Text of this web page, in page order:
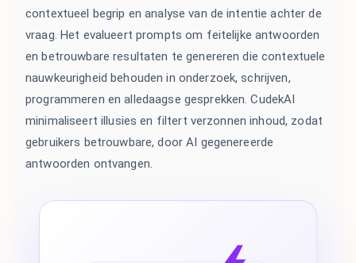
contextueel begrip en analyse van de intentie achter de
vraag. Het evalueert prompts om feitelijke antwoorden
en betrouwbare resultaten te genereren die contextuele
nauwkeurigheid behouden in onderzoek, schrijven,
programmeren en alledaagse gesprekken. CudekAI
minimaliseert illusies en filtert verzonnen inhoud, zodat
gebruikers betrouwbare, door AI gegenereerde
antwoorden ontvangen.